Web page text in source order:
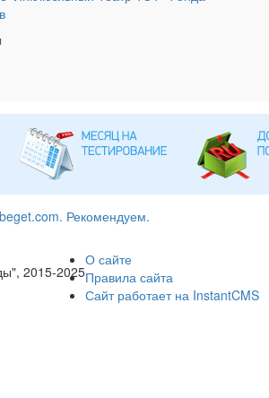
Рекомендуем.
2015-2025
О сайте
Правила сайта
Сайт работает на InstantCMS